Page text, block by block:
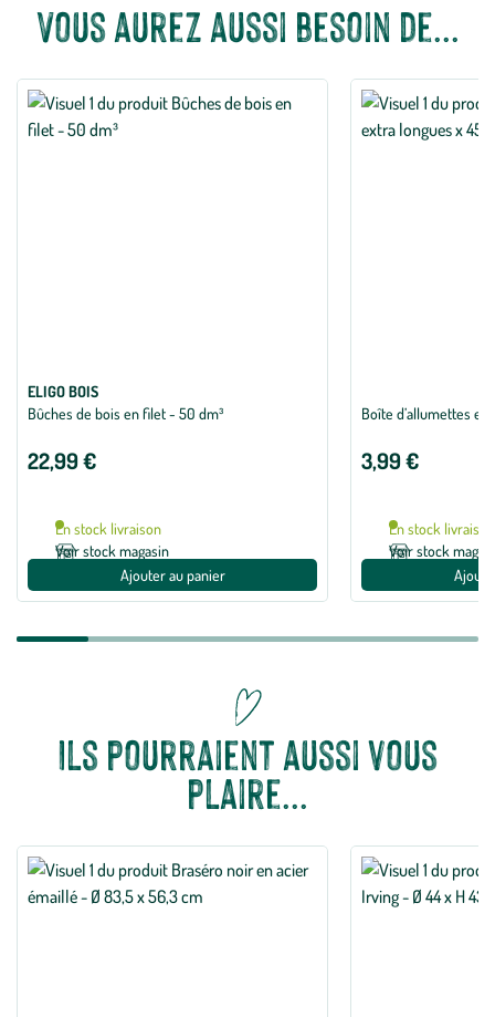
Vous aurez aussi besoin de...
ELIGO BOIS
Bûches de bois en filet - 50 dm³
22,99 €
En stock livraison
Voir stock magasin
Ajouter au panier
Boîte d’allumettes
3,99 €
En stock livraison
Voir stock
Ils pourraient aussi vous
plaire...